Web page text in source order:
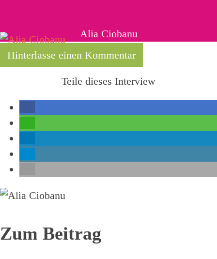
Alia Ciobanu
Hinterlasse einen Kommentar
Teile dieses Interview
Zum Beitrag